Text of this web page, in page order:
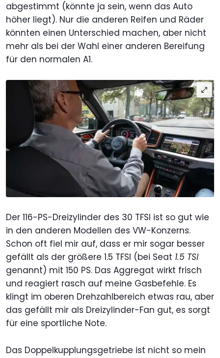
abgestimmt (könnte ja sein, wenn das Auto
höher liegt). Nur die anderen Reifen und Räder
könnten einen Unterschied machen, aber nicht
mehr als bei der Wahl einer anderen Bereifung
für den normalen A1.
Der 116-PS-Dreizylinder des 30 TFSI ist so gut wie
in den anderen Modellen des VW-Konzerns.
Schon oft fiel mir auf, dass er mir sogar besser
gefällt als der größere 1.5 TFSI (bei Seat 1.5 TSI
genannt) mit 150 PS. Das Aggregat wirkt frisch
und reagiert rasch auf meine Gasbefehle. Es
klingt im oberen Drehzahlbereich etwas rau, aber
das gefällt mir als Dreizylinder-Fan gut, es sorgt
für eine sportliche Note.
Das Doppelkupplungsgetriebe ist nicht so mein